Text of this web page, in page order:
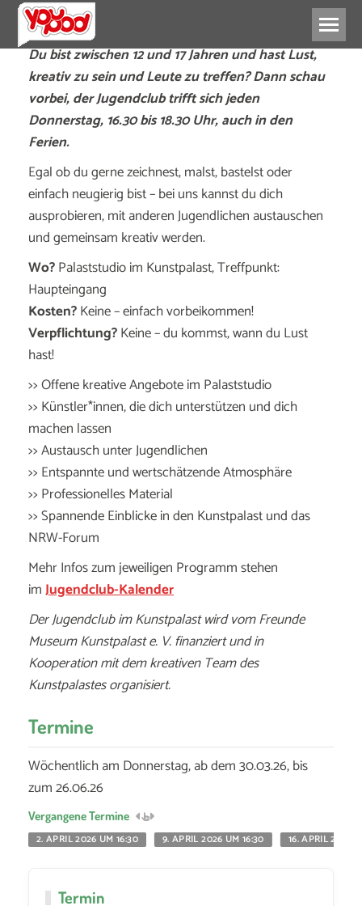
Du bist zwischen 12 und 17 Jahren und hast Lust,
kreativ zu sein und Leute zu treffen?Dann schau
vorbei, der Jugendclub trifft sich jeden
Donnerstag, 16.30 bis 18.30 Uhr, auch in den
Ferien.
Egal ob du gerne zeichnest, malst, bastelst oder
einfach neugierig bist – bei uns kannst du dich
ausprobieren, mit anderen Jugendlichen austauschen
und gemeinsam kreativ werden.
Wo?Palaststudio im Kunstpalast, Treffpunkt:
Haupteingang
Kosten?Keine – einfach vorbeikommen!
Verpflichtung?Keine – du kommst, wann du Lust
hast!
>> Offene kreative Angebote im Palaststudio
>> Künstler*innen, die dich unterstützen und dich
machen lassen
>> Austausch unter Jugendlichen
>> Entspannte und wertschätzende Atmosphäre
>> Professionelles Material
>> Spannende Einblicke in den Kunstpalast und das
NRW-Forum
Mehr Infos zum jeweiligen Programm stehen
imJugendclub-Kalender
Der Jugendclub im Kunstpalast wird vom Freunde
Museum Kunstpalast e. V. finanziert und in
Kooperation mit dem kreativen Team des
Kunstpalastes organisiert.
Termine
Wöchentlich am Donnerstag, ab dem 30.03.26, bis
zum 26.06.26
Vergangene Termine
2. APRIL 2026 UM 16:30
9. APRIL 2026 UM 16:30 16. APRIL 2026
Termin